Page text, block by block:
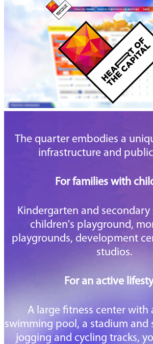
The quarter embodies a
infrastructure and
For families with
Kindergarten and secondary
children's playground,
playgrounds, development
studios.
For an active
A large fitness center with
swimming pool, a stadium and
jogging and cycling tracks,